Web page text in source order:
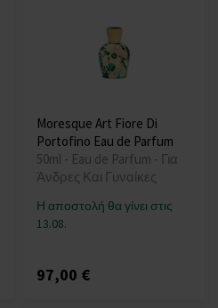
Moresque Art Fiore Di
Portofino Eau de Parfum
50ml - Eau de Parfum - Για
Άνδρες Και Γυναίκες
Η αποστολή θα γίνει στις
13.08.
97,00 €